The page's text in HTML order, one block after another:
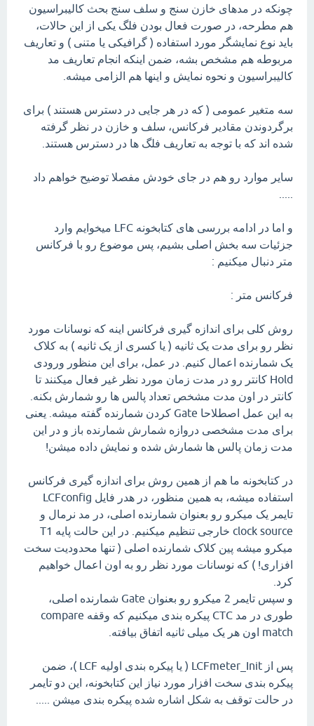
چونکه در مدهای خازن سنج و سلف سنج بحث کالیبراسیون
هم مطرحه، در صورت فعال بودن فلگ یکی از این حالات،
باید نوع نمایشگر مورد استفاده ( گرافیکی یا متنی ) و تعاریف
مربوطه هم مشخص بشه، ضمن اینکه انجام تعاریف مد
کالیبراسیون و نحوه نمایش و اینها هم الزامی میشه.
سه متغیر عمومی ( که در هر جایی در دسترس هستند ) برای
برگردوندن مقادیر فرکانس، سلف و خازن در نظر گرفته
شده اند که با توجه به تعاریف فلگ ها در دسترس هستند.
سایر موارد رو هم در جای خودش مفصلا توضیح خواهم داد
و اما در ادامه بررسی های کتابخونه LFC میخوایم وارد
جزئیات سه بخش اصلی بشیم، پس موضوع رو با فرکانس
متر دنبال میکنیم :
فرکانس متر :
روش کلی برای اندازه گیری فرکانس اینه که نوسانات مورد
نظر رو برای مدت یک ثانیه ( یا کسری از یک ثانیه ) به کلاک
یک شمارنده اعمال کنیم. در عمل، برای این منظور ورودی
Hold کانتر رو در مدت زمان مورد نظر غیر فعال میکنند تا
کانتر در اون مدت مشخص تعداد پالس ها رو شمارش بکنه.
به این عمل اصطلاحا Gate کردن شمارنده گفته میشه. یعنی
برای مدت مشخصی دروازه شمارش شمارنده باز و در این
مدت زمان پالس ها شمارش شده و نمایش داده میشن!
در کتابخونه ما هم از همین روش برای اندازه گیری فرکانس
استفاده میشه، به همین منظور، در هدر فایل LCFconfig
تایمر یک میکرو رو بعنوان شمارنده اصلی، در مد نرمال و
clock source خارجی تنظیم میکنیم. در این حالت پایه T1
میکرو میشه پین کلاک شمارنده اصلی ( تنها محدودیت سخت
افزاری! ) که نوسانات مورد نظر رو به اون اعمال خواهیم
کرد.
و سپس تایمر 2 میکرو رو بعنوان Gate شمارنده اصلی،
طوری در مد CTC پیکره بندی میکنیم که وقفه compare
match اون هر یک میلی ثانیه اتفاق بیافته.
پس از LCFmeter_Init ( یا پیکره بندی اولیه LCF )، ضمن
پیکره بندی سخت افزار مورد نیاز این کتابخونه، این دو تایمر
در حالت توقف به شکل اشاره شده پیکره بندی میشن .....